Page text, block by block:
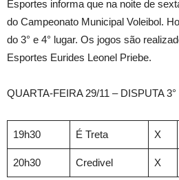
Esportes informa que na noite de
do Campeonato Municipal Voleibol.
do 3° e 4° lugar. Os jogos são
Esportes Eurides Leonel Priebe.
QUARTA-FEIRA 29/11 – DISPUTA
19h30 É Treta X
20h30 Credivel X